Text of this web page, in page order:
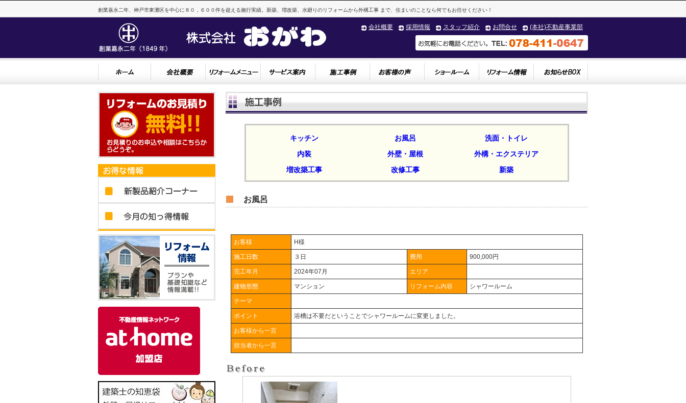
創業嘉永二年、神戸市東灘区を中心に８０，６００件を超える施行実績。新築、増改築、水廻りのリフォームから外構工事 まで、住まいのことなら何でもお任せください！
(本社)不動産事業部
お問合せ
スタッフ紹介
採用情報
会社概要
キッチン お風呂
洗面・トイレ
内装
外壁・屋根
外構・エクステリア
増改築工事
改修工事 新築
お風呂
お客様 H様
施工日数 ３日 費用 900,000円
完工年月 2024年07月 エリア
建物形態 マンション リフォーム内容 シャワールーム
テーマ
ポイント 浴槽は不要だということでシャワールームに変更しました。
お客様から一言
担当者から一言